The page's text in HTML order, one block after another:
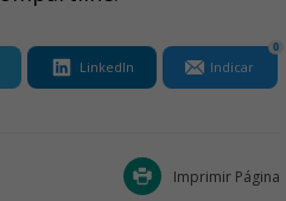
LinkedIn Indicar
0
Imprimir Página